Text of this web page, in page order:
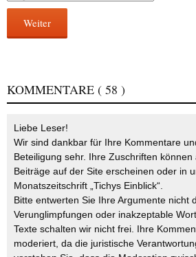
Weiter
KOMMENTARE ( 58 )
Liebe Leser!
Wir sind dankbar für Ihre Kommentare
Beteiligung sehr. Ihre Zuschriften
Beiträge auf der Site erscheinen oder in
Monatszeitschrift „Tichys Einblick“.
Bitte entwerten Sie Ihre Argumente nicht
Verunglimpfungen oder inakzeptable
Texte schalten wir nicht frei. Ihre
moderiert, da die juristische